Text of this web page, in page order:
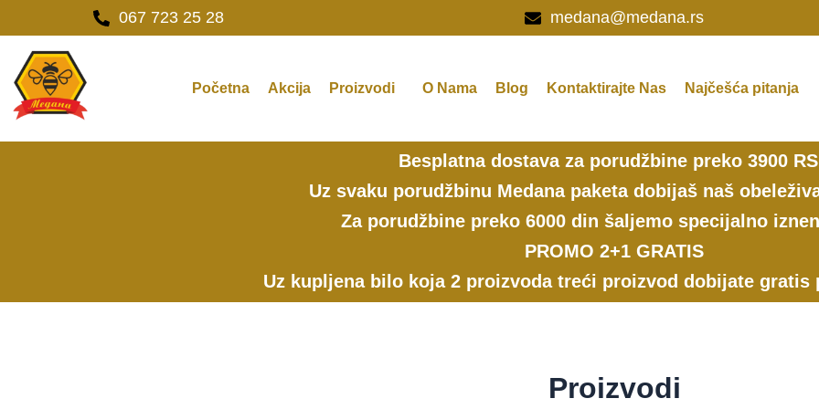
na
sadržaj
067 723 25 28 medana@medana.rs
Početna Akcija Proizvodi O Nama Blog Kontaktirajte Nas Najčešća pitanja
Besplatna dostava za porudžbine preko 3900
Uz svaku porudžbinu Medana paketa dobijaš naš
Za porudžbine preko 6000 din šaljemo specijalno
PROMO 2+1 GRATIS
Uz kupljena bilo koja 2 proizvoda treći proizvod dobijate gratis
Proizvodi